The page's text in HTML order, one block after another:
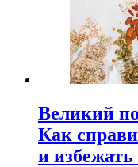
Великий
Как
и избежать